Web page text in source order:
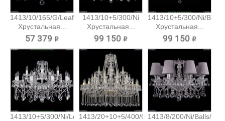
1413/10/165/G/Leafs
Хрустальная...
57 379 ₽
1413/10+5/300/Ni
Хрустальная...
99 150 ₽
1413/10+5/300/Ni/Balls
Хрустальная...
99 150 ₽
1413/10+5/300/Ni/Leafs1413/20+10+5/400/G
1413/8/200/Ni/Balls/